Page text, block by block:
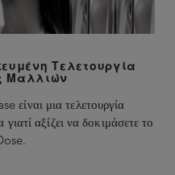
Τελετουργία
Μαλλιών
είναι μια τελετουργία
αξίζει να δοκιμάσετε το